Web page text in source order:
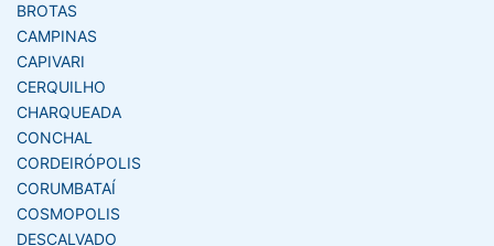
BROTAS
CAMPINAS
CAPIVARI
CERQUILHO
CHARQUEADA
CONCHAL
CORDEIRÓPOLIS
CORUMBATAÍ
COSMOPOLIS
DESCALVADO